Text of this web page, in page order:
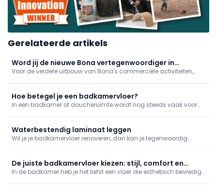
Gerelateerde artikels
Word jij de nieuwe Bona vertegenwoordiger in
Vlaanderen?
Voor de verdere uitbouw van Bona's commerciële activiteiten,
zoeken?
Hoe betegel je een badkamervloer?
In een badkamer of doucheruimte wordt nog steeds vaak voor
hoe je het aanpakt!
Waterbestendig laminaat leggen
Wil je je badkamervloer renoveren, dan kan je tegenwoordig
te plaatsen.
De juiste badkamervloer kiezen: stijl, comfort en
waterbestendigheid
In de badkamer heb je het liefst een vloer die esthetisch bevredigt,